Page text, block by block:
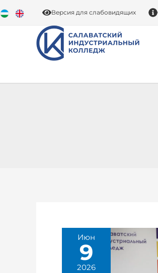
к
содержимому
Версия для слабовидящих
Июн
9
2026